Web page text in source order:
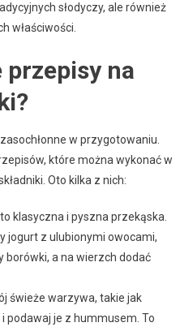
słodyczy, ale również
właściwości.
przepisy na
w przygotowaniu.
które można wykonać w
Oto kilka z nich:
klasyczna i pyszna przekąska.
jogurt z ulubionymi owocami,
borówki, a na wierzch dodać
świeże warzywa, takie jak
podawaj je z hummusem. To